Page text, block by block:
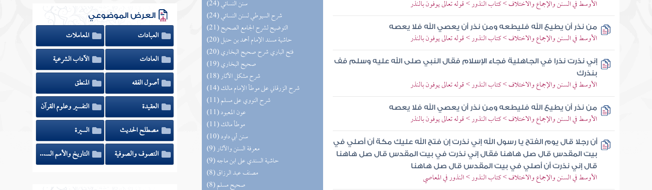
(24) سنن النسائي
(24) شرح السيوطي لسنن النسائي
(21) التوضيح لشرح الجامع الصحيح
(20) حاشية مسند الإمام أحمد بن حنبل
(20) فتح الباري شرح صحيح البخاري
(19) صحيح البخاري
(18) شرح مشكل الآثار
(14) شرح الزرقاني على موطأ الإمام مالك
(11) شرح النووي على مسلم
(11) عون المعبود
(11) موطأ مالك
(10) سنن أبي داود
(9) معرفة السنن والآثار
(9) حاشية السندي على ابن ماجه
(8) مصنف عبد الرزاق
(8) صحيح مسلم
الأوسط في السنن والإجماع والاختلاف > كتاب النذور > قوله تعالى يوفون بالنذر
من نذر أن يطيع الله فليطعه ومن نذر أن يعصي الله فلا يعصه
الأوسط في السنن والإجماع والاختلاف > كتاب النذور > قوله تعالى يوفون بالنذر
إني نذرت نذرا في الجاهلية فجاء الإسلام فقال النبي صلى الله عليه وسلم فف
بنذرك
الأوسط في السنن والإجماع والاختلاف > كتاب النذور > قوله تعالى يوفون بالنذر
من نذر أن يطيع الله فليطعه ومن نذر أن يعصي الله فلا يعصه
الأوسط في السنن والإجماع والاختلاف > كتاب النذور > قوله تعالى يوفون بالنذر
أن رجلا قال يوم الفتح يا رسول الله إني نذرت إن فتح الله عليك مكة أن أصلي في
بيت المقدس قال صل هاهنا فقال إني نذرت في بيت المقدس قال صل هاهنا
قال إني نذرت أن أصلي في بيت المقدس قال صل هاهنا
الأوسط في السنن والإجماع والاختلاف > كتاب النذور > النذور في المعاصي
العرض الموضوعي
العبادات
المعاملات
العادات
الآداب الشرعية
أصول الفقه
المنطق
العقيدة
التفسير وعلوم القرآن
مصطلح الحديث
السيرة
التصوف والصوفية
التاريخ والأمم السابقة